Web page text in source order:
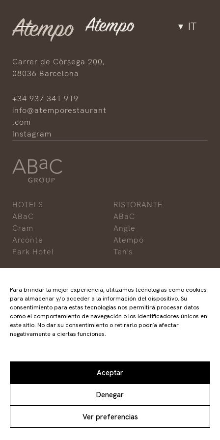
Para brindar la mejor experiencia, utilizamos tecnologías como cookies
para almacenar y/o acceder a la información del dispositivo. Su
consentimiento para estas tecnologías nos permitirá procesar datos
como el comportamiento de navegación o los identificadores únicos en
este sitio. No dar su consentimiento o retirarlo podría afectar
negativamente a ciertas funciones.
Aceptar
Denegar
Ver preferencias
IT
Gastronomia
Spazio
Gruppi ed eventi
Equipe
Esperienze
Carrer de Còrsega 200,
08036 Barcelona
+34 937 341 919
info@atemporestaurant
.com
Instagram
HOTELS
ABaC
Cram
Arconte
Park Hotel
RISTORANTE
ABaC
Angle
Atempo
Ten's
Avviso legale
Protezione dei dati
Politica di cookie